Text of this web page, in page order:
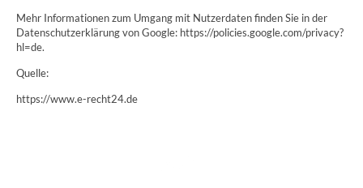
Mehr Informationen zum Umgang mit Nutzerdaten finden Sie in der
Datenschutzerklärung von Google: https://policies.google.com/privacy?
hl=de.
Quelle:
https://www.e-recht24.de